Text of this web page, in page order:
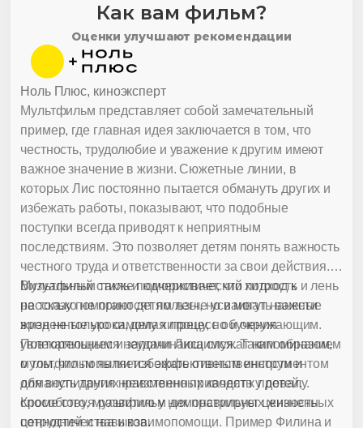
Как вам фильм?
Оценки улучшают рекомендации
Мультфильм представляет собой замечательный
пример, где главная идея заключается в том, что
честность, трудолюбие и уважение к другим имеют
важное значение в жизни. Сюжетные линии, в
которых Лис постоянно пытается обмануть других и
избежать работы, показывают, что подобные
поступки всегда приводят к неприятным
последствиям. Это позволяет детям понять важность
честного труда и ответственности за свои действия.
Мультфильм также подчеркивает, что хитрость и лень
не только не приносят пользы, но и могут нанести
вред не только самому хитрецу, но и окружающим.
Повторяющиеся неудачи Лиса служат напоминанием
о том, что попытки избежать ответственности и
обмануть других неизменно приводят к провалу.
Кроме того, мультфильм демонстрирует ценность
сотрудничества и взаимопомощи. Пример Филина и
Визуальный стиль и юмористический подход к
рассказу помогают детям легче усваивать важные
жизненные уроки, делая процесс обучения
увлекательным и запоминающимся. Таким образом,
мультфильм является эффективным инструментом
для воспитания нравственных качеств у детей,
способствуя развитию у них правильных жизненных
ценностей и навыков.
Ноль Плюс, киноэксперт